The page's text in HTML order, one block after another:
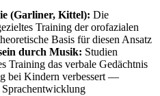
(Garliner, Kittel): Die
Training der orofazialen
Basis für diesen Ansatz
durch Musik: Studien
Training das verbale Gedächtnis
bei Kindern verbessert —